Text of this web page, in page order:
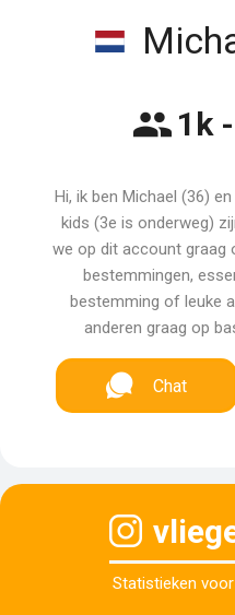
1k
Hi, ik ben Michael (36)
kids (3e is onderweg)
we op dit account graag
bestemmingen,
bestemming of leuke
anderen graag op
Chat
Statistieken